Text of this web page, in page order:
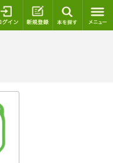
ログイン 新規登録